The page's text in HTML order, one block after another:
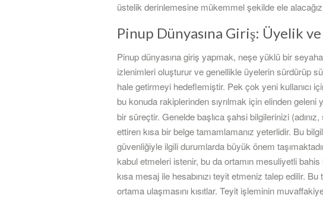
üstelik derinlemesine mükemmel şekilde ele
Pinup Dünyasına Giriş: Üyelik ve
Pinup dünyasına giriş yapmak, neşe yüklü bir
izlenimleri oluşturur ve genellikle üyelerin sürdürüp
hale getirmeyi hedeflemiştir. Pek çok yeni kullanıcı
bu konuda rakiplerinden sıyrılmak için elinden geleni
bir süreçtir. Genelde başlıca şahsi bilgilerinizi
ettiren kısa bir belge tamamlamanız yeterlidir. Bu
güvenliğiyle ilgili durumlarda büyük önem
kabul etmeleri istenir, bu da ortamın mesuliyetli
kısa mesaj ile hesabınızı teyit etmeniz talep edilir.
ortama ulaşmasını kısıtlar. Teyit işleminin